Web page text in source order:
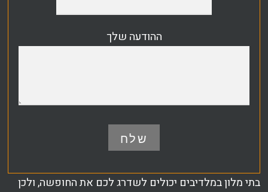
ההודעה שלך
בתי מלון במלדיבים יכולים לשדרג לכם את החופשה, ולכן